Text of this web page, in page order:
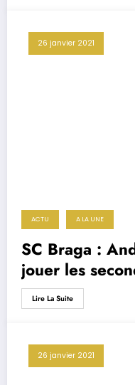
26 janvier 2021
ACTU A LA UNE
SC Braga :
jouer les
Lire La Suite
26 janvier 2021